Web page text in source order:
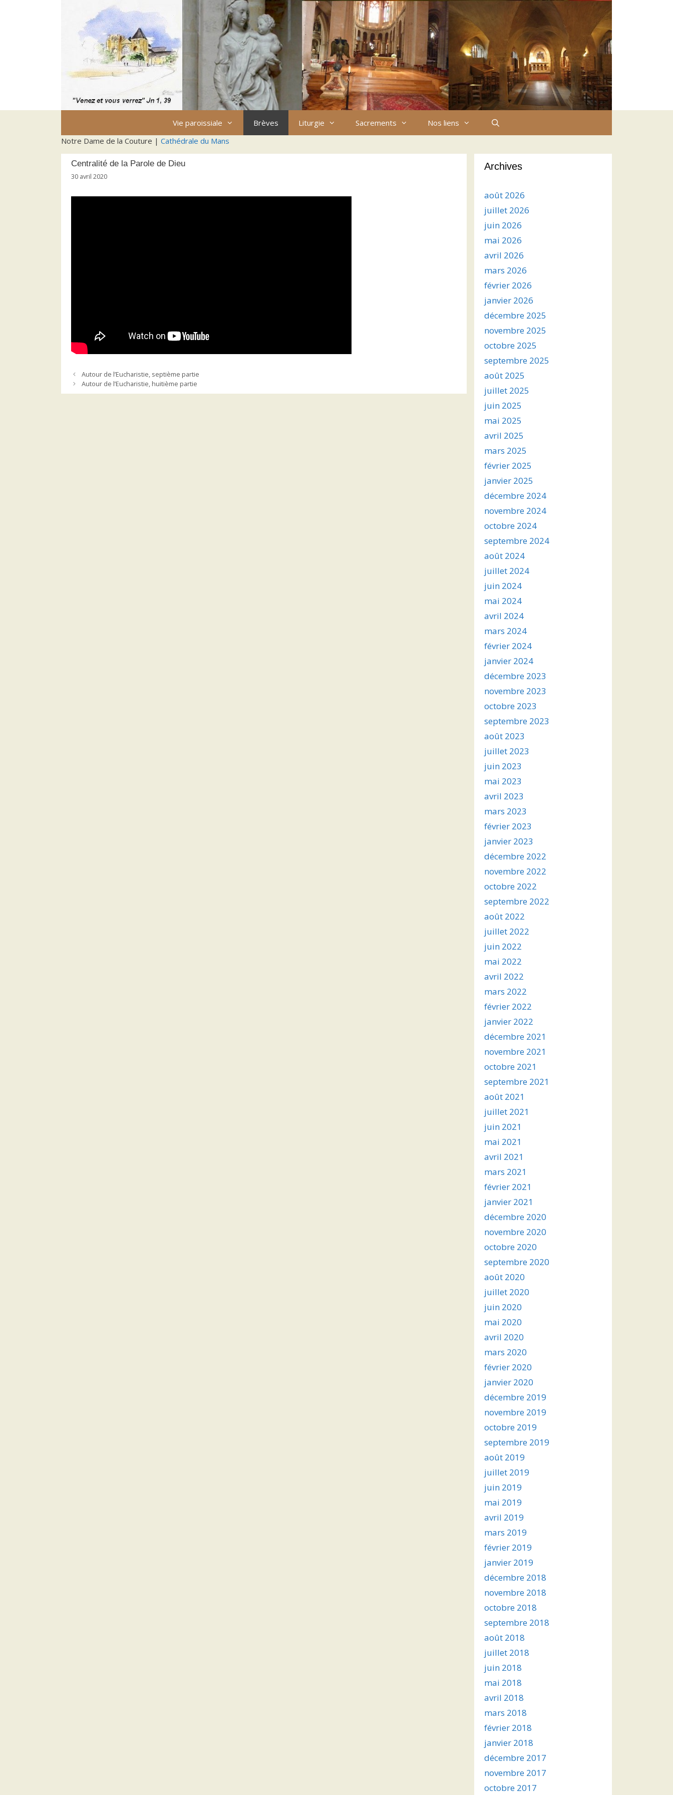
Vie paroissiale Brèves Liturgie Sacrements
Nos liens
Notre Dame de la Couture | Cathédrale du Mans
Centralité de la Parole de Dieu
30 avril 2020
Autour de l’Eucharistie, septième partie
Autour de l’Eucharistie, huitième partie
Archives
août 2026
juillet 2026
juin 2026
mai 2026
avril 2026
mars 2026
février 2026
janvier 2026
décembre 2025
novembre 2025
octobre 2025
septembre 2025
août 2025
juillet 2025
juin 2025
mai 2025
avril 2025
mars 2025
février 2025
janvier 2025
décembre 2024
novembre 2024
octobre 2024
septembre 2024
août 2024
juillet 2024
juin 2024
mai 2024
avril 2024
mars 2024
février 2024
janvier 2024
décembre 2023
novembre 2023
octobre 2023
septembre 2023
août 2023
juillet 2023
juin 2023
mai 2023
avril 2023
mars 2023
février 2023
janvier 2023
décembre 2022
novembre 2022
octobre 2022
septembre 2022
août 2022
juillet 2022
juin 2022
mai 2022
avril 2022
mars 2022
février 2022
janvier 2022
décembre 2021
novembre 2021
octobre 2021
septembre 2021
août 2021
juillet 2021
juin 2021
mai 2021
avril 2021
mars 2021
février 2021
janvier 2021
décembre 2020
novembre 2020
octobre 2020
septembre 2020
août 2020
juillet 2020
juin 2020
mai 2020
avril 2020
mars 2020
février 2020
janvier 2020
décembre 2019
novembre 2019
octobre 2019
septembre 2019
août 2019
juillet 2019
juin 2019
mai 2019
avril 2019
mars 2019
février 2019
janvier 2019
décembre 2018
novembre 2018
octobre 2018
septembre 2018
août 2018
juillet 2018
juin 2018
mai 2018
avril 2018
mars 2018
février 2018
janvier 2018
décembre 2017
novembre 2017
octobre 2017